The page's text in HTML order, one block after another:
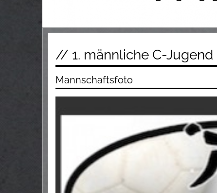
// 1. männliche C-Jugend
Mannschaftsfoto